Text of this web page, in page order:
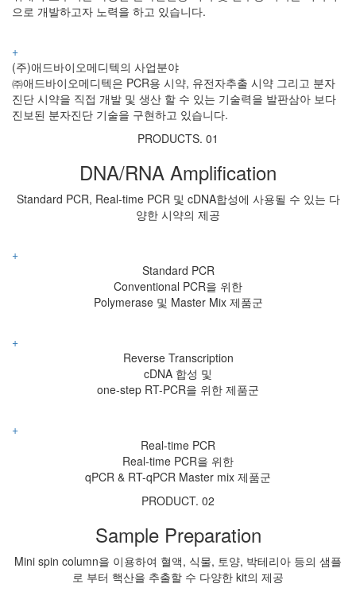
으로 개발하고자 노력을 하고 있습니다.
+
(주)애드바이오메디텍의 사업분야
㈜애드바이오메디텍은 PCR용 시약, 유전자추출 시약 그리고 분자
진단 시약을 직접 개발 및 생산 할 수 있는 기술력을 발판삼아 보다
진보된 분자진단 기술을 구현하고 있습니다.
PRODUCTS. 01
DNA/RNA Amplification
Standard PCR, Real-time PCR 및 cDNA합성에 사용될 수 있는 다
양한 시약의 제공
+
Standard PCR
Conventional PCR을 위한
Polymerase 및 Master Mix 제품군
+
Reverse Transcription
cDNA 합성 및
one-step RT-PCR을 위한 제품군
+
Real-time PCR
Real-time PCR을 위한
qPCR & RT-qPCR Master mix 제품군
PRODUCT. 02
Sample Preparation
Mini spin column을 이용하여 혈액, 식물, 토양, 박테리아 등의 샘플
로 부터 핵산을 추출할 수 다양한 kit의 제공